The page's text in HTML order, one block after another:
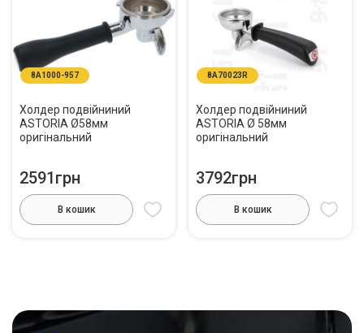
8A1000-957
Холдер подвійниний
ASTORIA Ø58мм
оригінальний
2591грн
В кошик
8A70023R
Холдер подвійниний
ASTORIA Ø 58мм
оригінальний
3792грн
В кошик